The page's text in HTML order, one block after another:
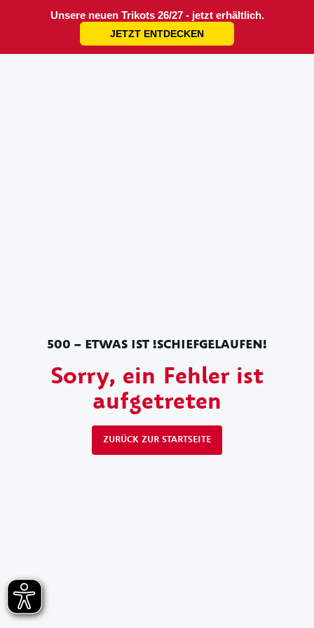
Unsere neuen Trikots 26/27 - jetzt erhältlich.
JETZT ENTDECKEN
500 – ETWAS IST !SCHIEFGELAUFEN!
Sorry, ein Fehler ist
aufgetreten
ZURÜCK ZUR STARTSEITE